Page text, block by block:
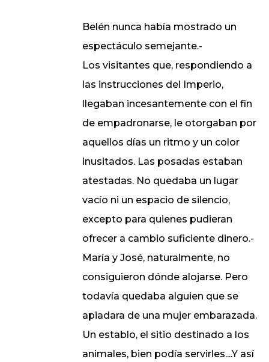
Belén nunca había mostrado un
espectáculo semejante.-
Los visitantes que, respondiendo a
las instrucciones del Imperio,
llegaban incesantemente con el fin
de empadronarse, le otorgaban por
aquellos días un ritmo y un color
inusitados. Las posadas estaban
atestadas. No quedaba un lugar
vacío ni un espacio de silencio,
excepto para quienes pudieran
ofrecer a cambio suficiente dinero.-
María y José, naturalmente, no
consiguieron dónde alojarse. Pero
todavía quedaba alguien que se
apiadara de una mujer embarazada.
Un establo, el sitio destinado a los
animales, bien podía servirles....Y así